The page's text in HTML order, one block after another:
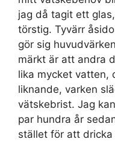
jag då tagit ett
törstig. Tyvärr
gör sig
märkt är att andra
lika mycket vatten,
liknande, varken
vätskebrist. Jag
par hundra år
stället för att